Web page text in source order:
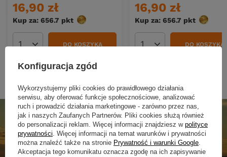
16,90 zł
Kup za: 656.7 pkt punktów
Ilość produktówDO KOSZYKA
16,90 zł
Kup za: 656.7 pkt
Ilość produktówDO KOSZYKA
Konfiguracja zgód
Wykorzystujemy pliki cookies do prawidłowego działania
serwisu, aby oferować funkcje społecznościowe, analizować
ruch i prowadzić działania marketingowe - zarówno przez nas,
jak i naszych Zaufanych Partnerów. Pliki cookies służą również
do personalizacji reklam. Więcej informacji znajdziesz w polityce
prywatności . Więcej informacji na temat warunków i prywatności
można znaleźć także na stronie Prywatność i warunki Google
Akceptacja tego komunikatu oznacza zgodę na ich zapisywanie